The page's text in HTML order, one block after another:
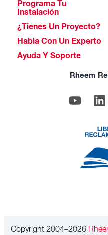
Programa Tu
Instalación
¿Tienes Un Proyecto?
Habla Con Un Experto
Ayuda Y Soporte
Rheem
Copyright 2004–2026